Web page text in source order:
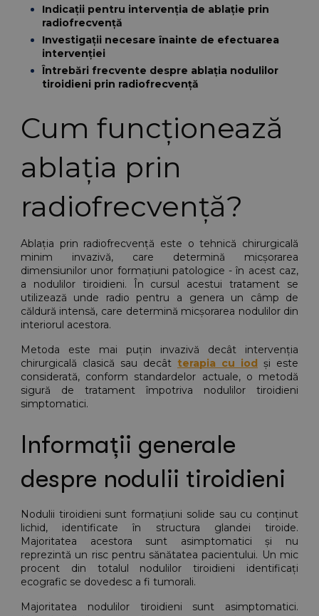
Indicații pentru intervenția de ablație prin
radiofrecvență
Investigații necesare înainte de efectuarea
intervenției
Întrebări frecvente despre ablația nodulilor
tiroidieni prin radiofrecvență
Cum funcționează
ablația prin
radiofrecvență?
Ablația prin radiofrecvență este o tehnică chirurgicală
minim invazivă, care determină micșorarea
dimensiunilor unor formațiuni patologice - în acest caz,
a nodulilor tiroidieni. În cursul acestui tratament se
utilizează unde radio pentru a genera un câmp de
căldură intensă, care determină micșorarea nodulilor din
interiorul acestora.
Metoda este mai puțin invazivă decât intervenția
chirurgicală clasică sau decât terapia cu iod și este
considerată, conform standardelor actuale, o metodă
sigură de tratament împotriva nodulilor tiroidieni
simptomatici.
Informații generale
despre nodulii tiroidieni
Nodulii tiroidieni sunt formațiuni solide sau cu conținut
lichid, identificate în structura glandei tiroide.
Majoritatea acestora sunt asimptomatici și nu
reprezintă un risc pentru sănătatea pacientului. Un mic
procent din totalul nodulilor tiroidieni identificați
ecografic se dovedesc a fi tumorali.
Majoritatea nodulilor tiroidieni sunt asimptomatici.